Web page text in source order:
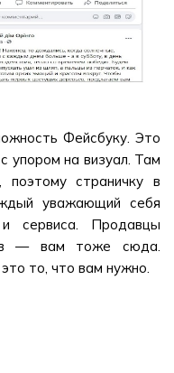
Фейсбуку. Это
упором на визуал. Там
страничку в
уважающий себя
сервиса. Продавцы
— вам тоже сюда.
то, что вам нужно.